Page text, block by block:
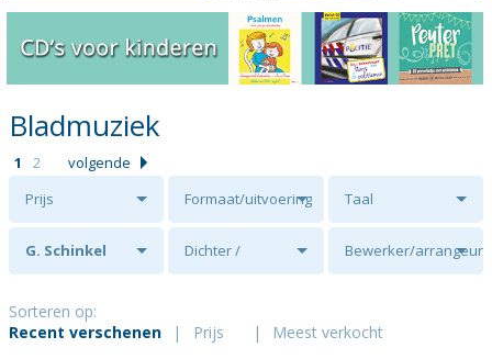
Bladmuziek
1 2
volgende
Prijs
Formaat/uitvoering Taal
G. Schinkel Dichter / Bewerker/arrangeur
Sorteren op:
Recent verschenen
| Prijs | Meest verkocht